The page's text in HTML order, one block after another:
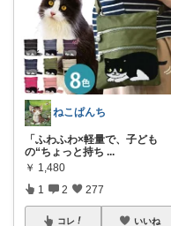
ねこぱんち
「ふわふわ×軽量で、子ども
の“ちょっと持ち ...
￥ 1,480
1 2 277
コレ いいね